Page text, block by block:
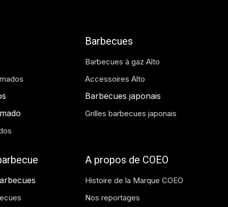
Barbecues
Barbecues à gaz Alto
Accessoires Alto
Barbecues japonais
Grilles barbecues japonais
A propos de COEO
Histoire de la Marque COEO
Nos reportages